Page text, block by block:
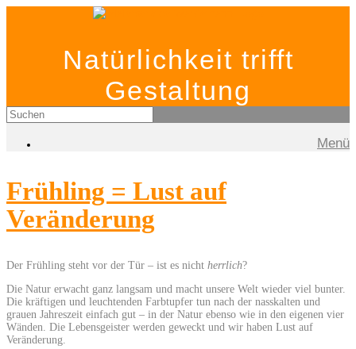
Natürlichkeit trifft
Gestaltung
Menü
Frühling = Lust auf
Veränderung
Der Frühling steht vor der Tür – ist es nicht herrlich?
Die Natur erwacht ganz langsam und macht unsere Welt wieder viel bunter.
Die kräftigen und leuchtenden Farbtupfer tun nach der nasskalten und
grauen Jahreszeit einfach gut – in der Natur ebenso wie in den eigenen vier
Wänden. Die Lebensgeister werden geweckt und wir haben Lust auf
Veränderung.